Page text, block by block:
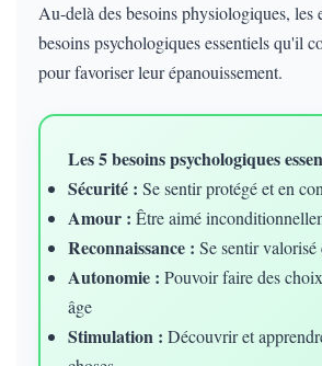
Au-delà des besoins physiologiques, les
besoins psychologiques essentiels qu'il
pour favoriser leur épanouissement.
Les 5 besoins psychologiques
Sécurité : Se sentir protégé et en
Amour : Être aimé
Reconnaissance : Se sentir
Autonomie : Pouvoir faire des
âge
Stimulation : Découvrir et